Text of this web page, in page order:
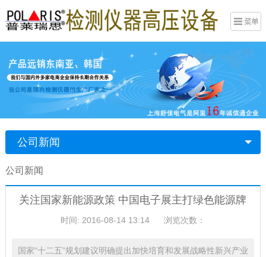
公司新闻
公司新闻
关注国家新能源政策 中国电子展主打绿色能源牌
时间: 2016-08-14 13:14 浏览次数：
国家“十二五”规划建议明确提出加快培育和发展战略性新兴产业